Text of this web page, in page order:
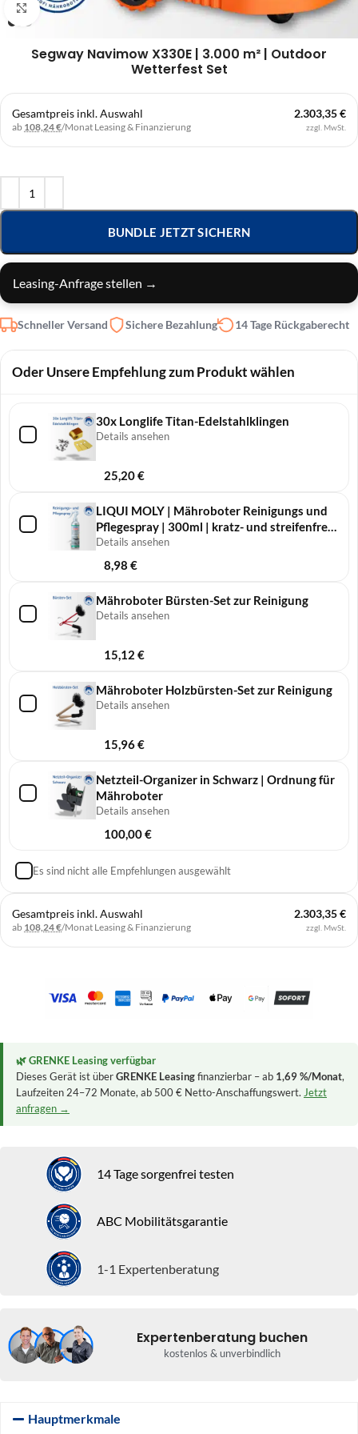
Klick zum Vergrößern
Segway Navimow X330E | 3.000 m² | Outdoor
Wetterfest Set
Gesamtpreis inkl. Auswahl
ab 108,24 €/Monat Leasing & Finanzierung
2.303,35 €
zzgl. MwSt.
BUNDLE JETZT SICHERN
Leasing-Anfrage stellen →
Schneller Versand Sichere Bezahlung 14 Tage Rückgaberecht
Oder Unsere Empfehlung zum Produkt wählen
30x Longlife Titan-Edelstahlklingen
Details ansehen
25,20€
LIQUI MOLY | Mähro­boter Reini­gungs und
Pfle­ge­spray | 300ml | kratz- und streifenfreie
Reinigung
Details ansehen
8,98 €
Mähroboter Bürsten-Set zur Reinigung
Details ansehen
15,12 €
Mähroboter Holzbürsten-Set zur Reinigung
Details ansehen
15,96€
Netzteil-Organizer in Schwarz | Ordnung für
Mähroboter
Details ansehen
100,00€
Es sind nicht alle Empfehlungen ausgewählt
Gesamtpreis inkl. Auswahl
ab 108,24 €/Monat Leasing & Finanzierung
2.303,35 €
zzgl. MwSt.
🌿 GRENKE Leasing verfügbar
Dieses Gerät ist überGRENKE Leasingfinanzierbar – ab 1,69 %/Monat,
Laufzeiten 24–72 Monate, ab 500 € Netto-Anschaffungswert. Jetzt
anfragen →
14 Tage sorgenfrei testen
ABC Mobilitätsgarantie
1-1 Expertenberatung
Expertenberatung buchen
kostenlos & unverbindlich
Hauptmerkmale